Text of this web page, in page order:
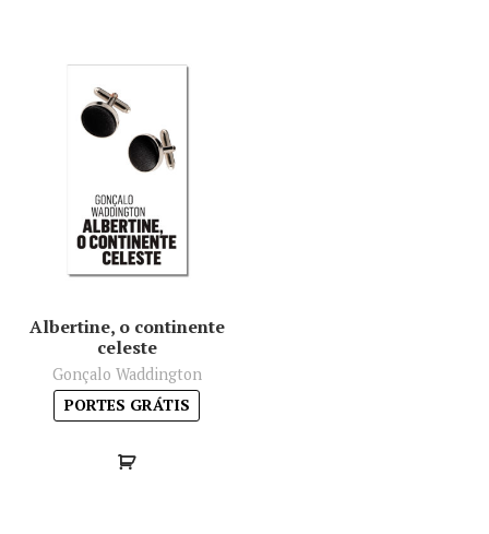
Albertine, o continente
celeste
Gonçalo Waddington
PORTES GRÁTIS